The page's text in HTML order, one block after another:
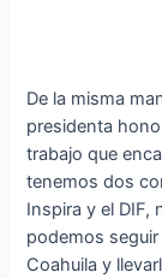
De la misma
presidenta
trabajo que
tenemos dos
Inspira y el DIF,
podemos
Coahuila y